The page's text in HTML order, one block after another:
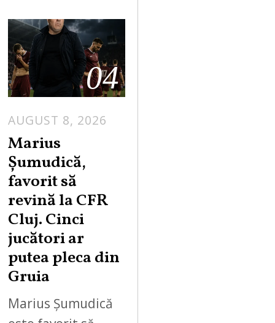
04
AUGUST 8, 2026
Marius
Șumudică,
favorit să
revină la CFR
Cluj. Cinci
jucători ar
putea pleca din
Gruia
Marius Șumudică